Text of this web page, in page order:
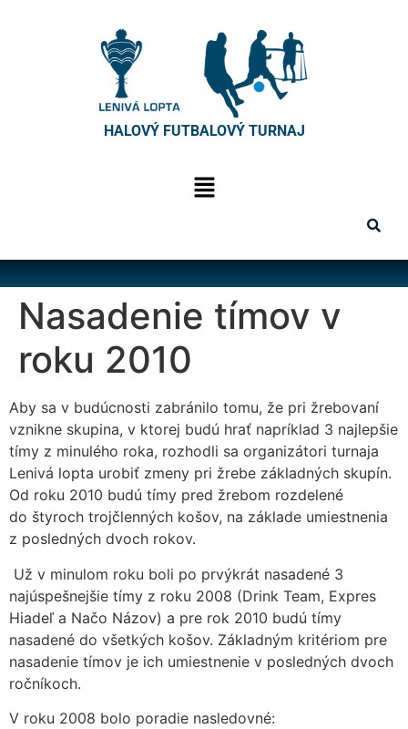
HALOVÝ FUTBALOVÝ TURNAJ
Nasadenie tímov v
roku 2010
Aby sa v budúcnosti zabránilo tomu, že pri žrebovaní
vznikne skupina, v ktorej budú hrať napríklad 3 najlepšie
tímy z minulého roka, rozhodli sa organizátori turnaja
Lenivá lopta urobiť zmeny pri žrebe základných skupín.
Od roku 2010 budú tímy pred žrebom rozdelené
do štyroch trojčlenných košov, na základe umiestnenia
z posledných dvoch rokov.
Už v minulom roku boli po prvýkrát nasadené 3
najúspešnejšie tímy z roku 2008 (Drink Team, Expres
Hiadeľ a Načo Názov) a pre rok 2010 budú tímy
nasadené do všetkých košov. Základným kritériom pre
nasadenie tímov je ich umiestnenie v posledných dvoch
ročníkoch.
V roku 2008 bolo poradie nasledovné: